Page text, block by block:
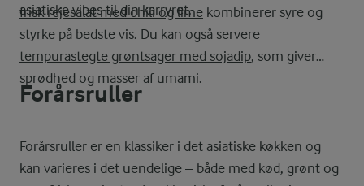
asiatiske vibes til din karryret.
frisk rejesalat med chili og lime kombinerer syre og
styrke på bedste vis. Du kan også servere
tempurastegte grøntsager med sojadip, som giver
sprødhed og masser af umami.
Forårsruller
Forårsruller er en klassiker i det asiatiske køkken og
kan varieres i det uendelige – både med kød, grønt og